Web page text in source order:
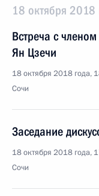
18 октября 2018
Встреча с
Ян Цзечи
18 октября 2018 года,
Сочи
Заседание
18 октября 2018 года,
Сочи